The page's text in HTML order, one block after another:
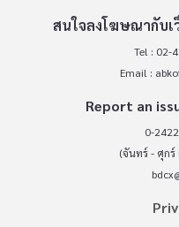
สนใจลงโฆษณากับเ
Tel : 02-
Email :
Report an
0-
(จันทร์ - ศุกร์